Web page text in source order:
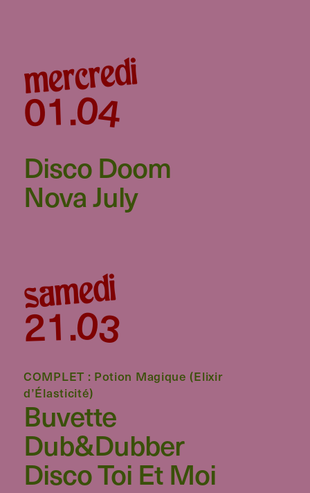
mercredi
04
.
01
Disco Doom
Nova July
samedi
03
.
21
COMPLET : Potion Magique (Elixir
d’Élasticité)
Buvette
Dub&Dubber
Disco Toi Et Moi